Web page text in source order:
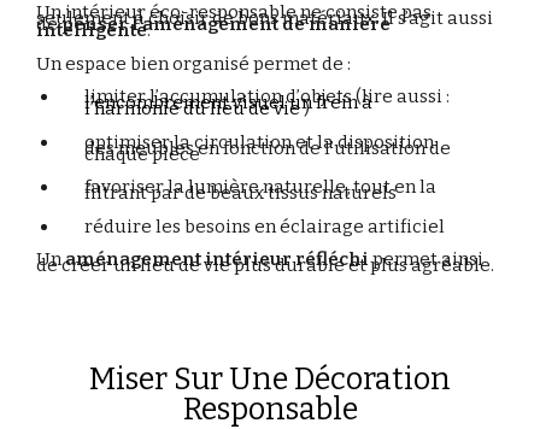
Unintérieuréco-responsableneconsistepas
seulementàchoisirdebonsmatériaux.Ils’agitaussi
depenserl’aménagementdemanière
intelligente.
Un espace bien organisé permetde :
limiterl’accumulationd’objets (lire aussi :
l’encombrement visuel un frein à
l’harmonie du lieu de vie)
optimiserlacirculation et la disposition
des meubles en fonction de l’utilisation de
chaque pièce
favoriserlalumièrenaturelle, tout en la
filtrant par de beaux tissus naturels
réduire les besoins en éclairage artificiel
Unaménagementintérieurréfléchi permetainsi
decréerunlieudevieplusdurableetplusagréable.
Miser Sur Une Décoration
Responsable